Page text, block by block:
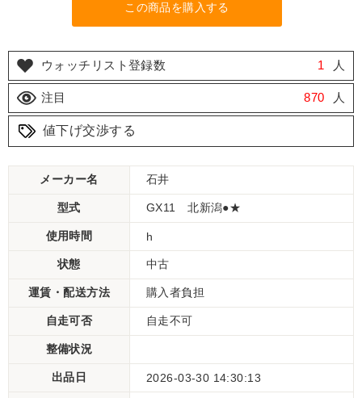
この商品を購入する
ウォッチリスト登録数 1 人
注目 870 人
値下げ交渉する
メーカー名 石井
型式 GX11 北新潟●★
使用時間 h
状態 中古
運賃・配送方法 購入者負担
自走可否 自走不可
整備状況
出品日 2026-03-30 14:30:13